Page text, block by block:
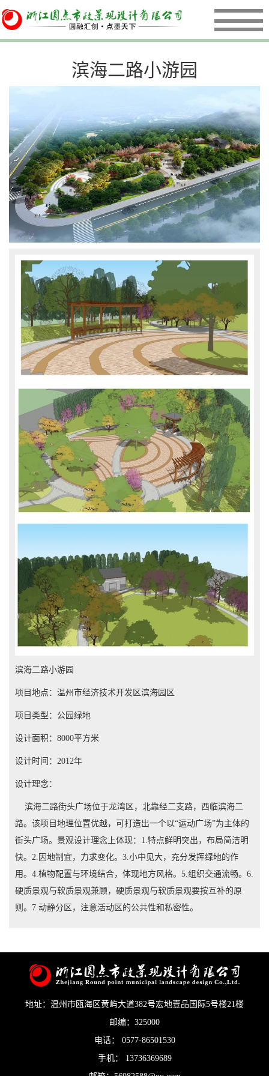
服务
资讯
关于
联系
滨海二路小游园
滨海二路小游园
项目地点：温州市经济技术开发区滨海园区
项目类型：公园绿地
设计面积：8000平方米
设计时间：2012年
设计理念：
滨海二路街头广场位于龙湾区，北靠经二支路，西临滨海二
路。该项目地理位置优越，可打造出一个以“运动广场”为主体的
街头广场。景观设计理念上体现：1.特点鲜明突出，布局简洁明
快。2.因地制宜，力求变化。3.小中见大，充分发挥绿地的作
用。4.植物配置与环境结合，体现地方风格。5.组织交通流畅。6.
硬质景观与软质景观兼顾，硬质景观与软质景观要按互补的原
则。7.动静分区，注意活动区的公共性和私密性。
地址：温州市瓯海区黄屿大道382号宏地壹品国际5号楼21楼
邮编：325000
电话： 0577-86501530
手机： 13736369689